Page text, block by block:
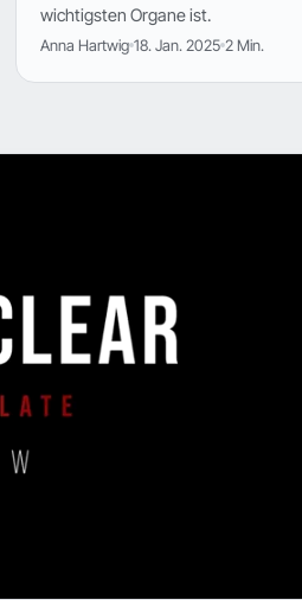
wichtigsten Organe ist.
Anna Hartwig 18. Jan. 2025 2 Min.